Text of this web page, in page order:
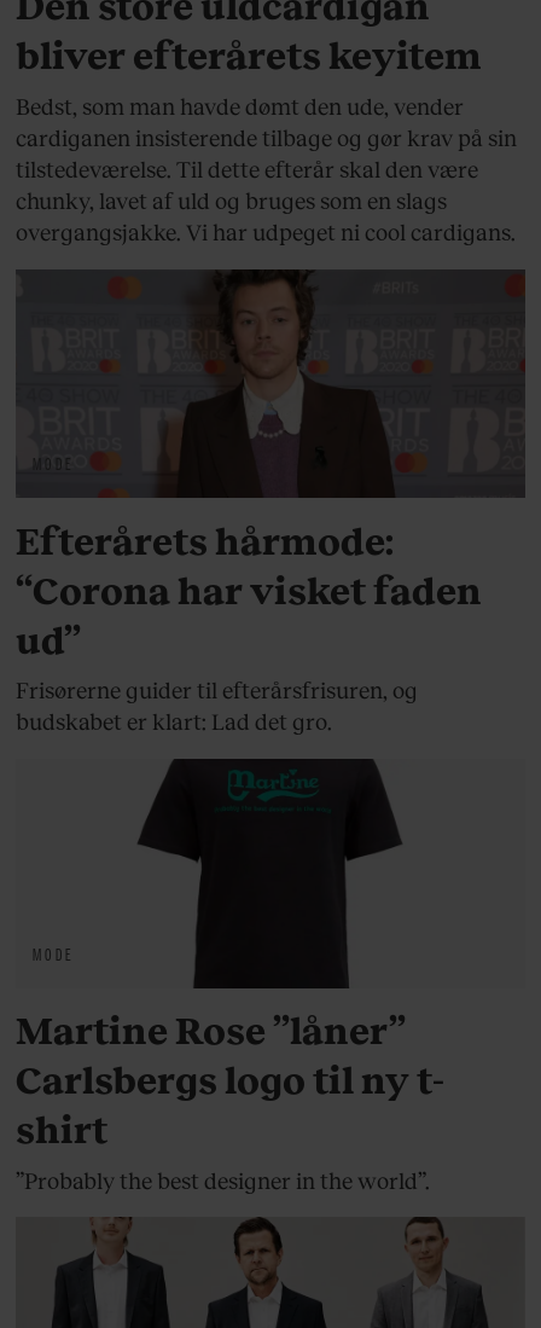
bliver efterårets keyitem
Bedst, som man havde dømt den ude, vender
cardiganen insisterende tilbage og gør krav på sin
tilstedeværelse. Til dette efterår skal den være
chunky, lavet af uld og bruges som en slags
overgangsjakke. Vi har udpeget ni cool cardigans.
MODE
Efterårets hårmode:
“Corona har visket faden
ud”
Frisørerne guider til efterårsfrisuren, og
budskabet er klart: Lad det gro.
MODE
Martine Rose ”låner”
Carlsbergs logo til ny t-
shirt
”Probably the best designer in the world”.